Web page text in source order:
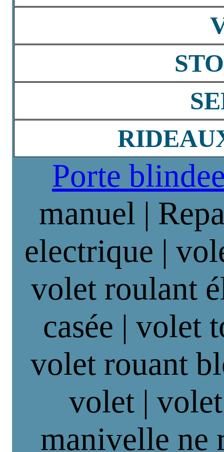
Porte
manuel |
electrique |
volet roulant
casée | volet
volet rouant
volet |
manivelle ne